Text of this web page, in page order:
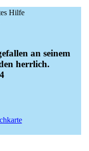
an seinem
herrlich.